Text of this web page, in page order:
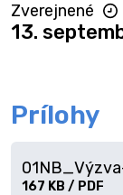
Zverejnené
13.
Prílohy
Stiahnuť
167 KB / PDF